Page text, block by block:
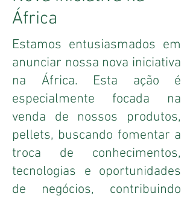
África
Estamos entusiasmados em
anunciar nossa nova iniciativa
na África. Esta ação é
especialmente focada na
venda de nossos produtos,
pellets, buscando fomentar a
troca de conhecimentos,
tecnologias e oportunidades
de negócios, contribuindo